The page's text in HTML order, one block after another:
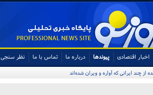
اخبار اقتصادی پیوندها درباره ما تماس با ما نظر سنجی